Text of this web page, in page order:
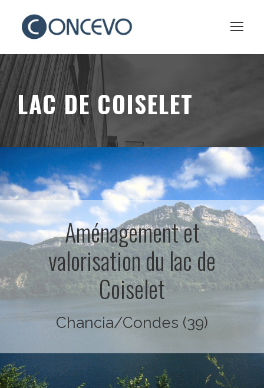
LAC DE COISELET
Aménagement et
valorisation du lac de
Coiselet
Chancia/Condes (39)